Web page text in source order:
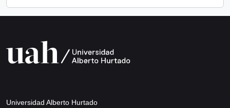
Universidad Alberto Hurtado